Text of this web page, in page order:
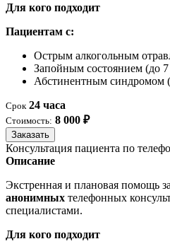
Для кого подходит
Пациентам с:
Острым алкогольным
Запойным состоянием (до
Абстинентным синдромом
Срок 24 часа
Стоимость: 8 000 ₽
Заказать
Консультация пациента по
Описание
Экстренная и плановая помощь
анонимных телефонных
специалистами.
Для кого подходит